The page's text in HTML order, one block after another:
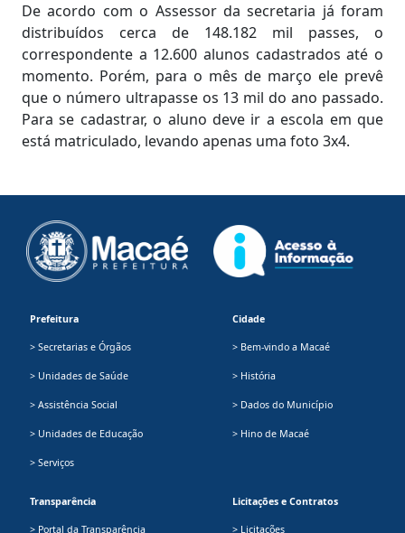
De acordo com o Assessor da secretaria já foram
distribuídos cerca de 148.182 mil passes, o
correspondente a 12.600 alunos cadastrados até o
momento. Porém, para o mês de março ele prevê
que o número ultrapasse os 13 mil do ano passado.
Para se cadastrar, o aluno deve ir a escola em que
está matriculado, levando apenas uma foto 3x4.
Prefeitura
> Secretarias e Órgãos
> Unidades de Saúde
> Assistência Social
> Unidades de Educação
> Serviços
Cidade
> Bem-vindo a Macaé
> História
> Dados do Município
> Hino de Macaé
Transparência
> Portal da Transparência
Licitações e Contratos
> Licitações